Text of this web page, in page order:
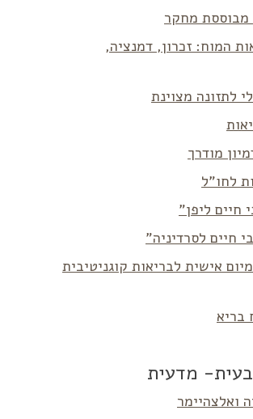
מבוססת מחקר
המוח: זכרון, דמנציה,
לתזונה מצוינת
מודרך
לחו”ל
חיים ליפן”
חיים לסרדיניה”
אישית לבריאות קוגניטיבית
בריא
מדעית
ואלצהיימר